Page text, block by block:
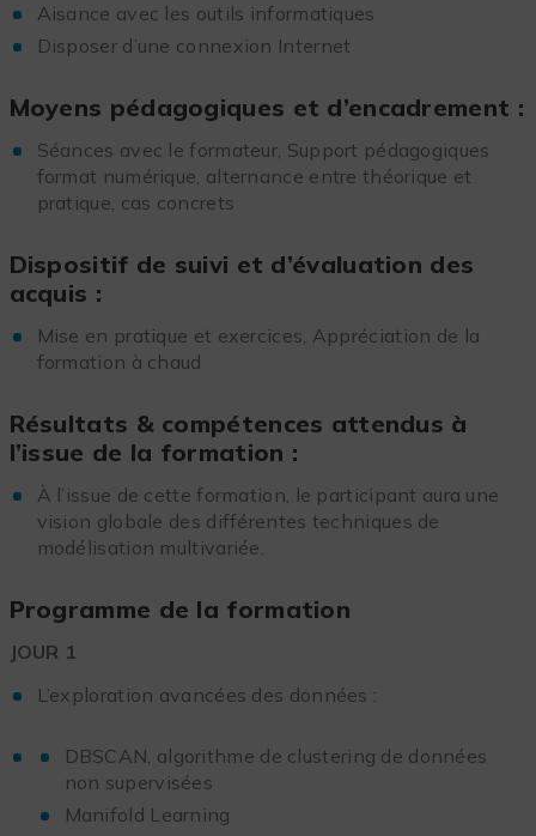
Aisance avec les outils informatiques
Disposer d’une connexion Internet
Moyens pédagogiques et d’encadrement :
Séances avec le formateur, Support pédagogiques
format numérique, alternance entre théorique et
pratique, cas concrets
Dispositif de suivi et d’évaluation des
acquis :
Mise en pratique et exercices, Appréciation de la
formation à chaud
Résultats & compétences attendus à
l’issue de la formation :
À l’issue de cette formation, le participant aura une
vision globale des différentes techniques de
modélisation multivariée.
Programme de la formation
JOUR 1
L’exploration avancées des données :
DBSCAN, algorithme de clustering de données
non supervisées
Manifold Learning